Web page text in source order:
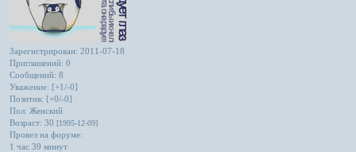
Зарегистрирован: 2011-07-18
Приглашений: 0
Сообщений: 8
Уважение: [+1/-0]
Позитив: [+0/-0]
Пол: Женский
Возраст: 30[1995-12-09]
Провел на форуме:
1 час 39 минут